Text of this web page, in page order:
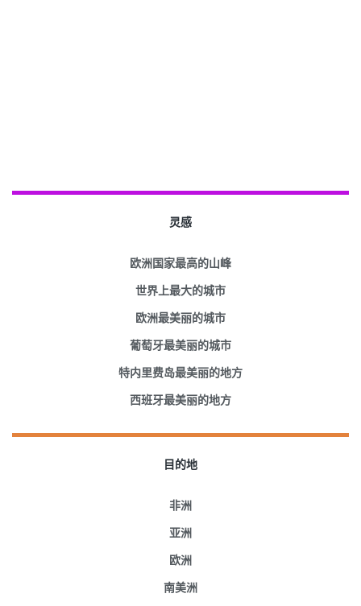
灵感
欧洲国家最高的山峰
世界上最大的城市
欧洲最美丽的城市
葡萄牙最美丽的城市
特内里费岛最美丽的地方
西班牙最美丽的地方
目的地
非洲
亚洲
欧洲
南美洲